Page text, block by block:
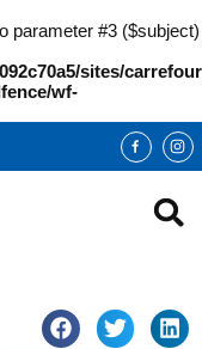
parameter #3 ($subject)
sites/
wf-